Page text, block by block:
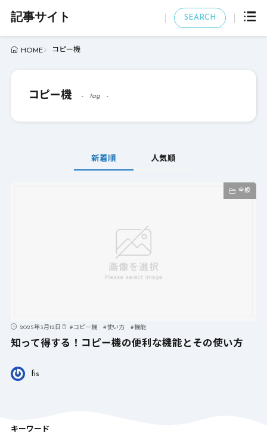
記事サイト SEARCH
HOME コピー機
コピー機 tag
新着順 人気順
全般
2025年3月12日 #コピー機 #使い方 #機能
知って得する！コピー機の便利な機能とその使い方
fis
キーワード